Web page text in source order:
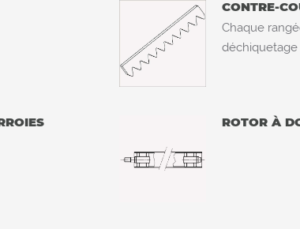
CONTRE-
Chaque
déchiquetage
ROTOR À